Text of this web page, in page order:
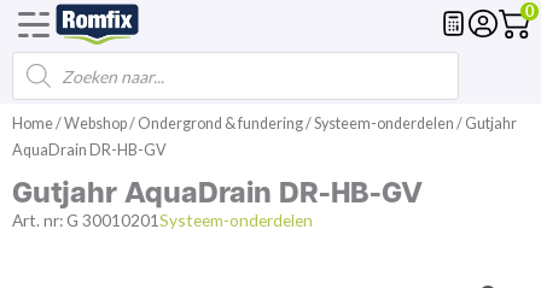
Spring
naar
de
inhoud
0
Products
searchVoegmortel
Home/Webshop/ Ondergrond & fundering/Systeem-onderdelen / Gutjahr
AquaDrain DR-HB-GV
Gutjahr AquaDrain DR-HB-GV
Art. nr:G 30010201Systeem-onderdelen